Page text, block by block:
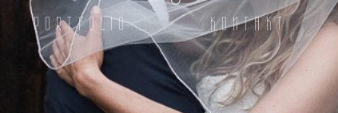
PORTFOLIO KONTAKT